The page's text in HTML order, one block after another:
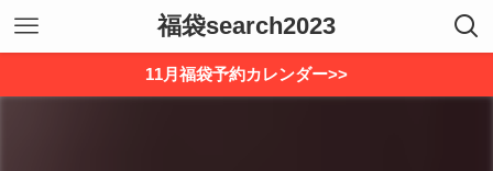
福袋search2023
11月福袋予約カレンダー>>